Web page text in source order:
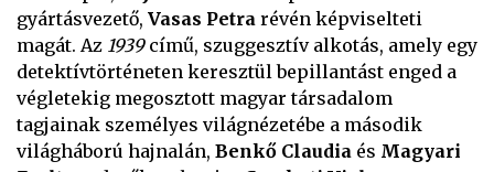
gyártásvezető, Vasas Petra révén képviselteti
magát. Az 1939című, szuggesztív alkotás, amely egy
detektívtörténeten keresztül bepillantást enged a
végletekig megosztott magyar társadalom
tagjainak személyes világnézetébe a második
világháború hajnalán, Benkő Claudia és Magyari